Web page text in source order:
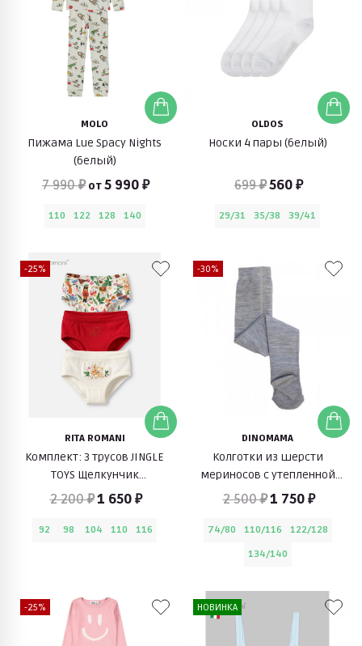
MOLO
Пижама Lue Spacy Nights
(белый)
7 990 ₽ от5 990 ₽
110 122 128 140
OLDOS
Носки 4 пары (белый)
699 ₽560 ₽
29/31 35/38 39/41
-25%
RITA ROMANI
Комплект: 3 трусов JINGLE
TOYS Щелкунчик
(разноцветный)
2 200 ₽1 650 ₽
92 98 104 110 116
-30%
DINOMAMA
Колготки из шерсти
мериносов с утепленной
стопой (серый)
2 500 ₽1 750 ₽
74/80 110/116
122/128
134/140
-25% НОВИНКА